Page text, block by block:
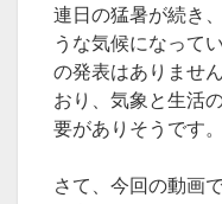
連日の猛暑が続き
うな気候になって
の発表はありませ
おり、気象と生活
要がありそうです。
さて、今回の動画